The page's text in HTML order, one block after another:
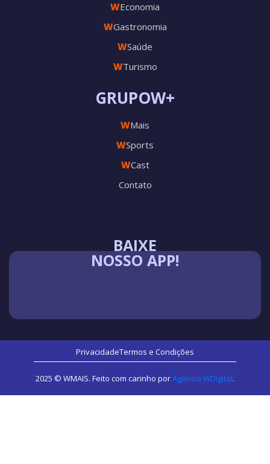
BAIXE
NOSSO APP!
GRUPOW+
WMais
WSports
WCast
Contato
WEconomia
WGastronomia
WSaúde
WTurismo
PrivacidadeTermos e Condições
2025 © WMAIS. Feito com carinho porAgência WDigital.